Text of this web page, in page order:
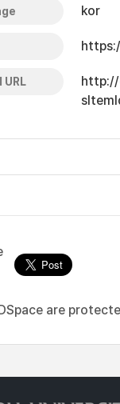
kor
http://
are